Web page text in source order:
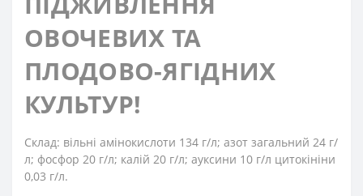
ОВОЧЕВИХ ТА
ПЛОДОВО-ЯГІДНИХ
КУЛЬТУР!
Склад: вільні амінокислоти 134 г/л; азот загальний 24 г/
л; фосфор 20 г/л; калій 20 г/л; ауксини 10 г/л цитокініни
0,03 г/л.